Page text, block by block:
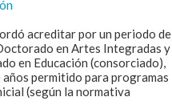
acreditar por un periodo de
en Artes Integradas y
en Educación (consorciado),
años permitido para programas
(según la normativa